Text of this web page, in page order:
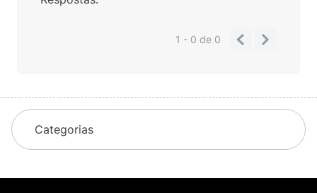
1 - 0de 0
Categorias